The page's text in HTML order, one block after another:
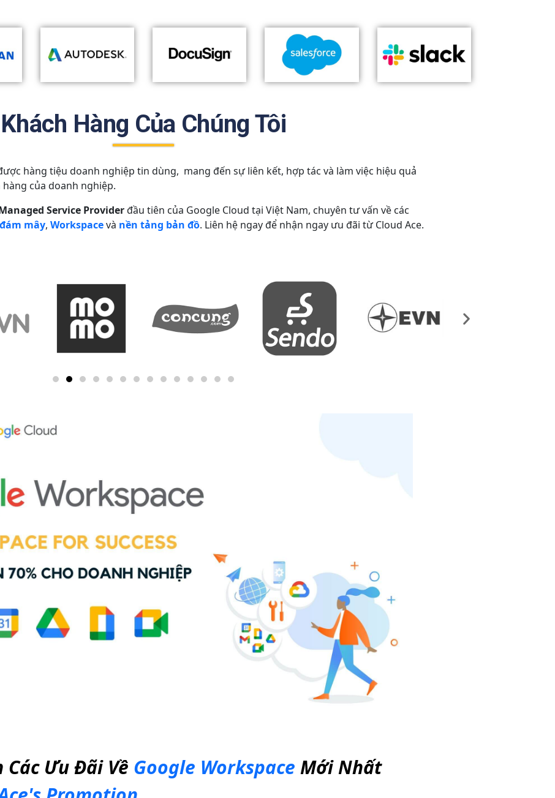
Khách Hàng Của Chúng Tôi
hàng tiệu doanh nghiệp tin dùng, mang đến sự liên kết, hợp tác và làm việc hiệu quả
của doanh nghiệp.
Service Providerđầu tiên của Google Cloud tại Việt Nam, chuyên tư vấn về các
mây, Workspacevà nền tảng bản đồ. Liên hệ ngay để nhận ngay ưu đãi từ Cloud Ace.
Các Ưu Đãi Về Google Workspace Mới Nhất